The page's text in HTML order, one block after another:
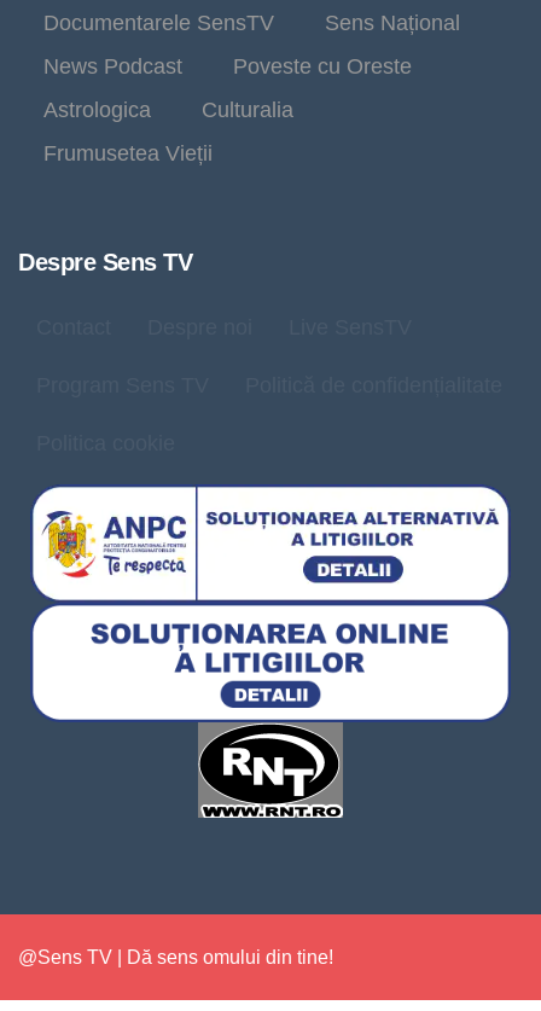
Documentarele SensTV
Sens Național
News Podcast
Poveste cu Oreste
Astrologica
Culturalia
Frumusetea Vieții
Despre Sens TV
@Sens TV | Dă sens omului din tine!